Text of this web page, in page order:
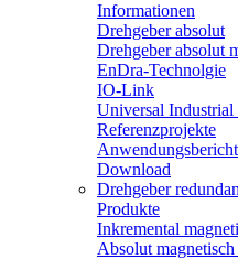
Informationen
Drehgeber absolut
Drehgeber absolut
EnDra-Technolgie
IO-Link
Universal Industrial
Referenzprojekte
Download
Drehgeber
Produkte
Inkremental
Absolut